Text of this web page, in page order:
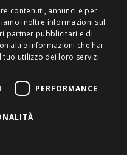
contenuti, annunci e per
inoltre informazioni sul
partner pubblicitari e di
altre informazioni che hai
utilizzo dei loro servizi.
PERFORMANCE